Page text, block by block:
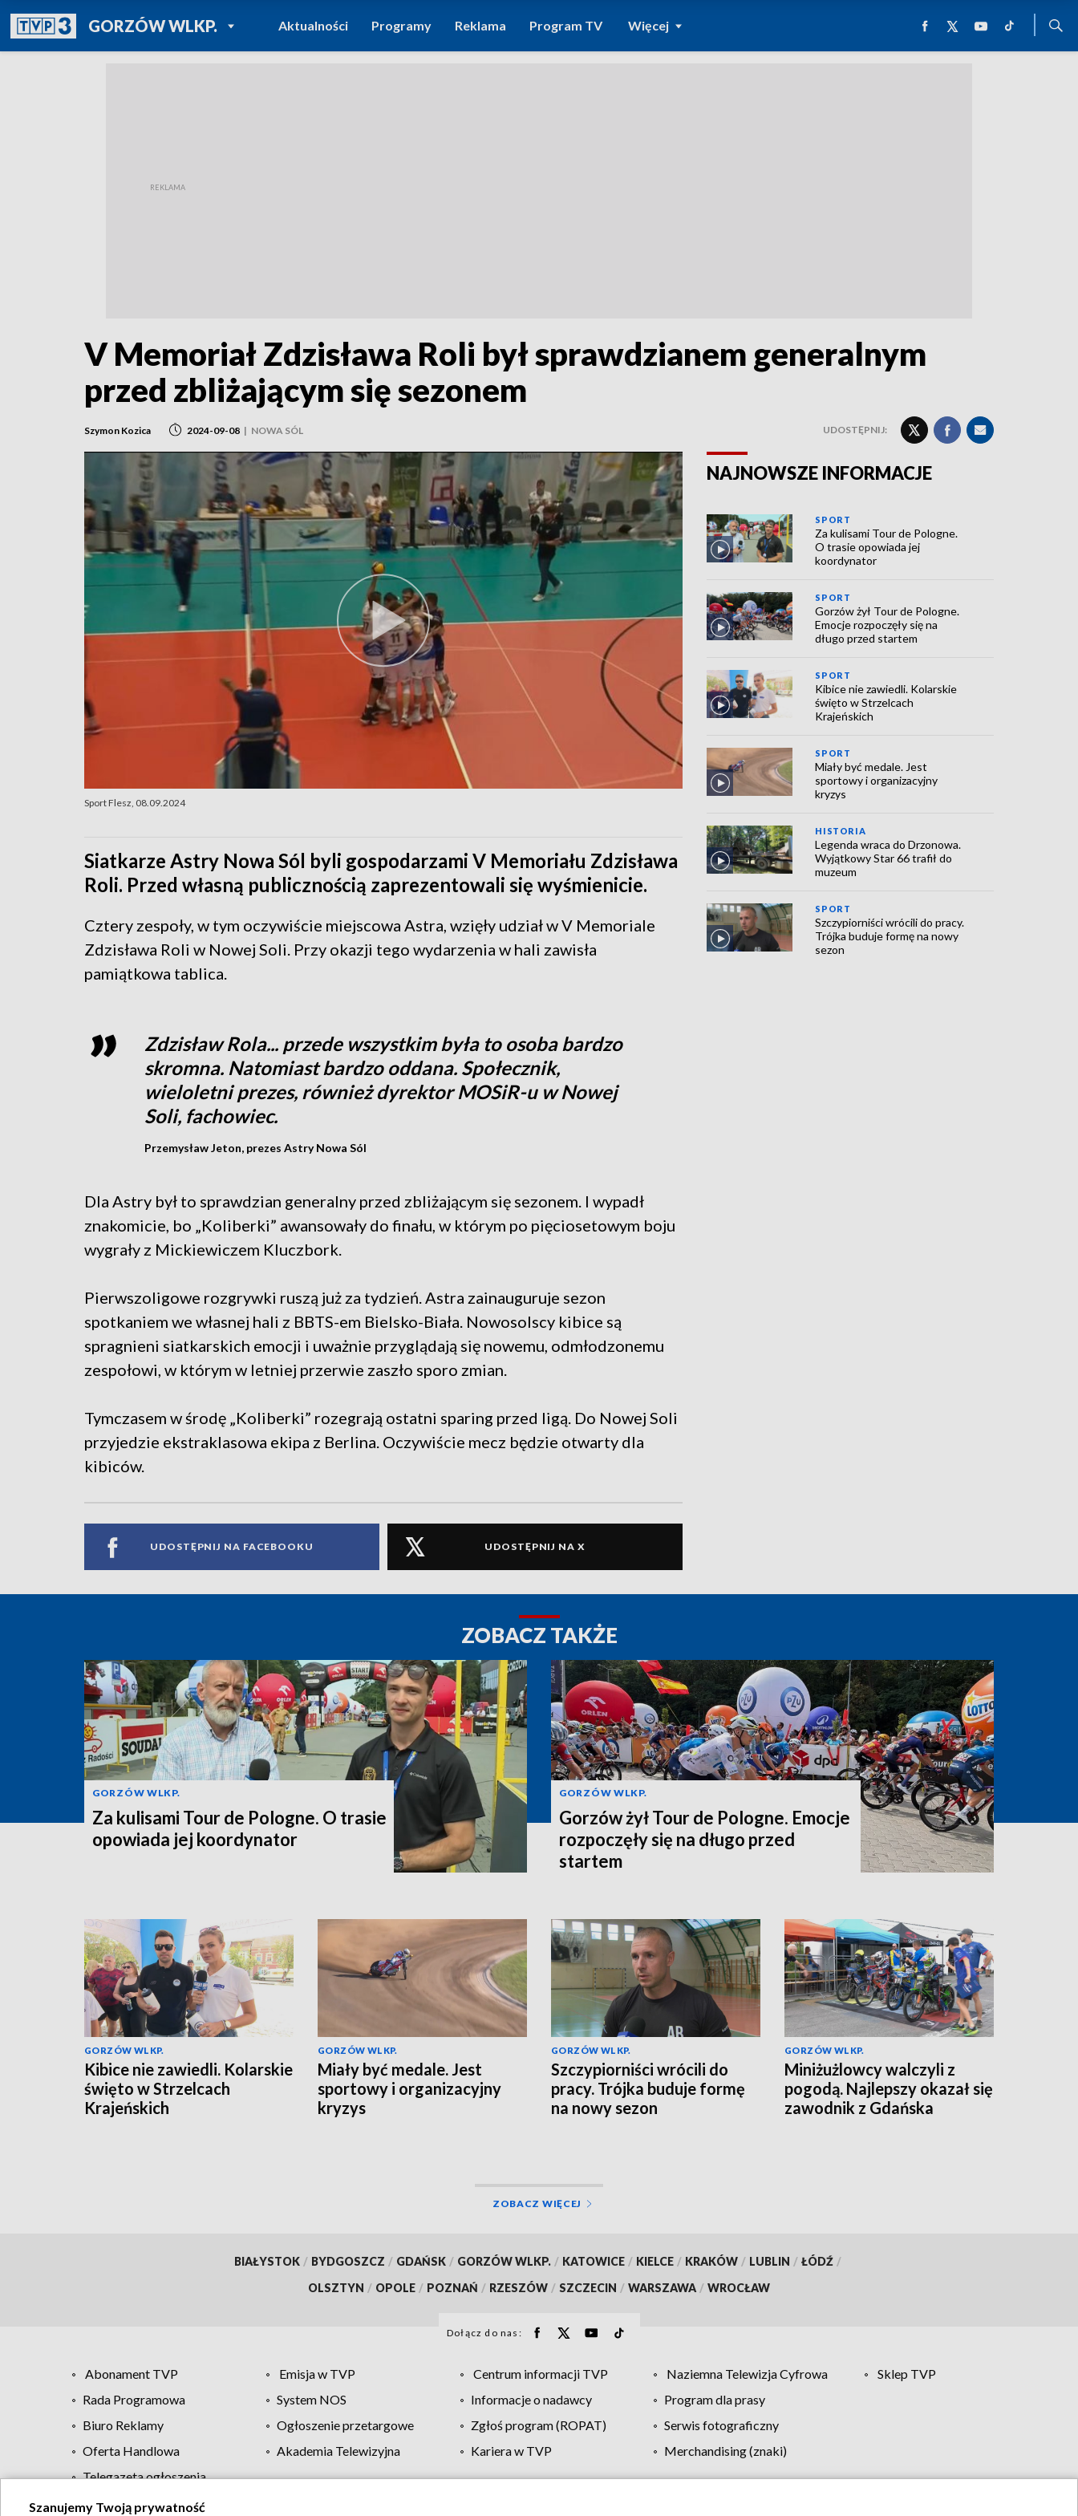
GORZÓW WLKP.POWRÓT DO
TVP REGIONY
Aktualności Programy Reklama Program TV Więcej
V Memoriał Zdzisława Roli był sprawdzianem generalnym
przed zbliżającym się sezonem
Szymon Kozica 2024-09-08 | NOWA SÓL UDOSTĘPNIJ:
Sport Flesz, 08.09.2024
Siatkarze Astry Nowa Sól byli gospodarzami V Memoriału Zdzisława
Roli. Przed własną publicznością zaprezentowali się wyśmienicie.
Cztery zespoły, w tym oczywiście miejscowa Astra, wzięły udział w V Memoriale
Zdzisława Roli w Nowej Soli. Przy okazji tego wydarzenia w hali zawisła
pamiątkowa tablica.
Zdzisław Rola... przede wszystkim była to osoba bardzo
skromna. Natomiast bardzo oddana. Społecznik,
wieloletni prezes, również dyrektor MOSiR-u w Nowej
Soli, fachowiec.
Przemysław Jeton, prezes Astry Nowa Sól
Dla Astry był to sprawdzian generalny przed zbliżającym się sezonem. I wypadł
znakomicie, bo „Koliberki” awansowały do finału, w którym po pięciosetowym boju
wygrały z Mickiewiczem Kluczbork.
Pierwszoligowe rozgrywki ruszą już za tydzień. Astra zainauguruje sezon
spotkaniem we własnej hali z BBTS-em Bielsko-Biała. Nowosolscy kibice są
spragnieni siatkarskich emocji i uważnie przyglądają się nowemu, odmłodzonemu
zespołowi, w którym w letniej przerwie zaszło sporo zmian.
Tymczasem w środę „Koliberki” rozegrają ostatni sparing przed ligą. Do Nowej Soli
przyjedzie ekstraklasowa ekipa z Berlina. Oczywiście mecz będzie otwarty dla
kibiców.
UDOSTĘPNIJ NA FACEBOOKU UDOSTĘPNIJ NA X
NAJNOWSZE INFORMACJE
SPORT
Za kulisami Tour de Pologne.
O trasie opowiada jej
koordynator
SPORT
Gorzów żył Tour de Pologne.
Emocje rozpoczęły się na
długo przed startem
SPORT
Kibice nie zawiedli. Kolarskie
święto w Strzelcach
Krajeńskich
SPORT
Miały być medale. Jest
sportowy i organizacyjny
kryzys
HISTORIA
Legenda wraca do Drzonowa.
Wyjątkowy Star 66 trafił do
muzeum
SPORT
Szczypiorniści wrócili do pracy.
Trójka buduje formę na nowy
sezon
ZOBACZ TAKŻE
GORZÓW WLKP.
Za kulisami Tour de Pologne. O trasie
opowiada jej koordynator
GORZÓW WLKP.
Gorzów żył Tour de Pologne. Emocje
rozpoczęły się na długo przed
startem
GORZÓW WLKP.
Kibice nie zawiedli. Kolarskie
święto w Strzelcach
Krajeńskich
GORZÓW WLKP.
Miały być medale. Jest
sportowy i organizacyjny
kryzys
GORZÓW WLKP.
Szczypiorniści wrócili do
pracy. Trójka buduje formę
na nowy sezon
GORZÓW WLKP.
Miniżużlowcy walczyli z
pogodą. Najlepszy okazał się
zawodnik z Gdańska
ZOBACZ WIĘCEJ
BIAŁYSTOK / BYDGOSZCZ / GDAŃSK / GORZÓW WLKP. / KATOWICE / KIELCE / KRAKÓW / LUBLIN / ŁÓDŹ /
OLSZTYN / OPOLE / POZNAŃ / RZESZÓW / SZCZECIN / WARSZAWA / WROCŁAW
Dołącz do nas:
Abonament TVP Emisja w TVP Centrum informacji TVP Naziemna Telewizja Cyfrowa
Sklep TVP
Rada Programowa
System NOS Informacje o nadawcy
Program dla prasy
Biuro Reklamy
Ogłoszenie przetargowe Zgłoś program (ROPAT)
Serwis fotograficzny
Oferta Handlowa
Akademia Telewizyjna Kariera w TVP
Merchandising (znaki)
Telegazeta ogłoszenia
Szanujemy Twoją prywatność